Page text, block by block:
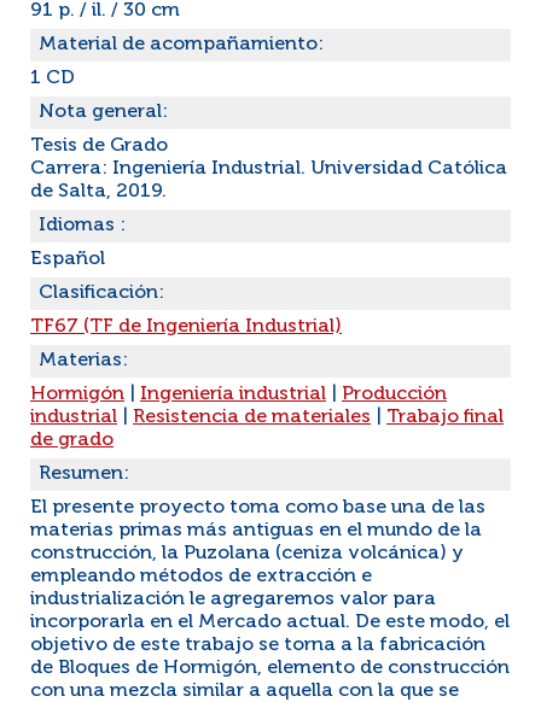
91 p. / il. / 30 cm
Material de acompañamiento:
1 CD
Nota general:
Tesis de Grado
Carrera: Ingeniería Industrial. Universidad Católica
de Salta, 2019.
Idiomas :
Español
Clasificación:
TF67 (TF de Ingeniería Industrial)
Materias:
Hormigón
Ingeniería industrial
Producción
industrial
Resistencia de materiales
Trabajo final
de grado
Resumen:
El presente proyecto toma como base una de las
materias primas más antiguas en el mundo de la
construcción, la Puzolana (ceniza volcánica) y
empleando métodos de extracción e
industrialización le agregaremos valor para
incorporarla en el Mercado actual. De este modo, el
objetivo de este trabajo se torna a la fabricación
de Bloques de Hormigón, elemento de construcción
con una mezcla similar a aquella con la que se